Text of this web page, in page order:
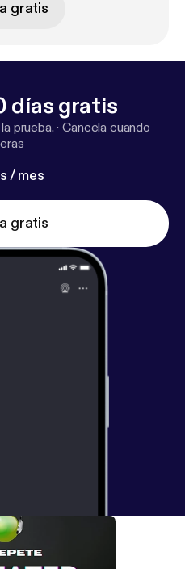
gratis
días gratis
prueba. ·Cancela cuando
/ mes
gratis